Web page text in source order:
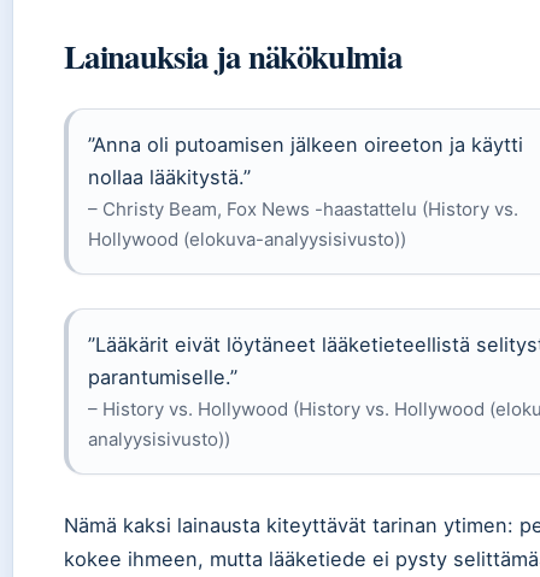
Lainauksia ja näkökulmia
”Anna oli putoamisen jälkeen oireeton ja käytti
nollaa lääkitystä.”
– Christy Beam, Fox News -haastattelu (History vs.
Hollywood (elokuva-analyysisivusto))
”Lääkärit eivät löytäneet lääketieteellistä
parantumiselle.”
– History vs. Hollywood (History vs. Hollywood
analyysisivusto))
Nämä kaksi lainausta kiteyttävät tarinan ytimen:
kokee ihmeen, mutta lääketiede ei pysty